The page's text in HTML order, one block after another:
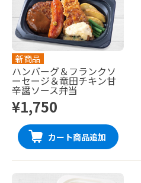
新商品
ハンバーグ＆フランクソ
ーセージ＆竜田チキン甘
辛醤ソース弁当
¥1,750
カート商品追加